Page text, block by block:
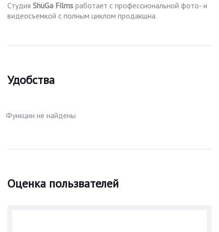
Студия ShuGa Films работает с профессиональной фото- и
видеосъемкой с полным циклом продакшна.
Удобства
Функции не найдены
Оценка пользвателей